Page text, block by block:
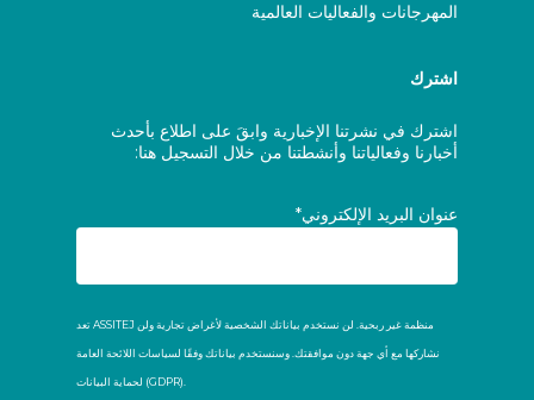
المهرجانات والفعاليات العالمية
اشترك
اشترك في نشرتنا الإخبارية وابقَ على اطلاع بأحدث
أخبارنا وفعالياتنا وأنشطتنا من خلال التسجيل هنا:
عنوان البريد الإلكتروني*
تعد ASSITEJ منظمة غير ربحية. لن نستخدم بياناتك الشخصية لأغراض تجارية ولن
نشاركها مع أي جهة دون موافقتك. وسنستخدم بياناتك وفقًا لسياسات اللائحة العامة
لحماية البيانات (GDPR).